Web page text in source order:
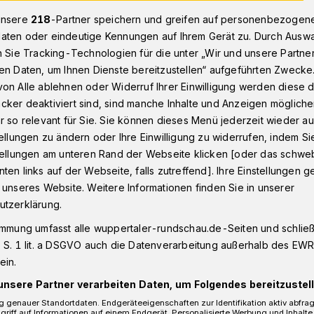
„Wird künftig bei allen Neubauvorhaben Standard“
bei allen
Standard“
Grünen freuen sich, dass bei den
/ Briller Straße und Viehhofstraße
festgesetzt worden ist.
218-Partner speichern und greifen auf
oder eindeutige Kennungen auf Ihrem Gerät zu. Durch
Sie Tracking-Technologien für die unter „Wir und unsere
Daten, um Ihnen Dienste bereitzustellen“ aufgeführten
Alle ablehnen oder Widerruf Ihrer Einwilligung werden diese
deaktiviert sind, sind manche Inhalte und Anzeigen
so relevant für Sie. Sie können dieses Menü jederzeit wieder
zu ändern oder Ihre Einwilligung zu widerrufen, indem
am unteren Rand der Webseite klicken [oder das
links auf der Webseite, falls zutreffend]. Ihre Einstellungen
Website. Weitere Informationen finden Sie in unserer
umfasst alle wuppertaler-rundschau.de-Seiten und
1 lit. a DSGVO auch die Datenverarbeitung außerhalb des
Partner verarbeiten Daten, um Folgendes
genauer Standortdaten. Endgeräteeigenschaften zur Identifikation aktiv